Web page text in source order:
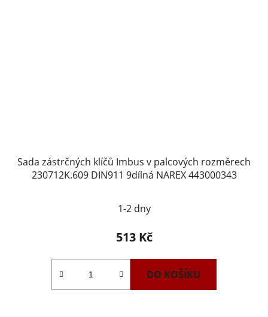
Sada zástrčných klíčů Imbus v palcových rozměrech
230712K.609 DIN911 9dílná NAREX 443000343
1-2 dny
513 Kč
DO KOŠÍKU